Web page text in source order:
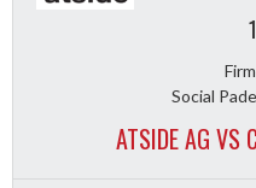
Social
ATSIDE AG VS